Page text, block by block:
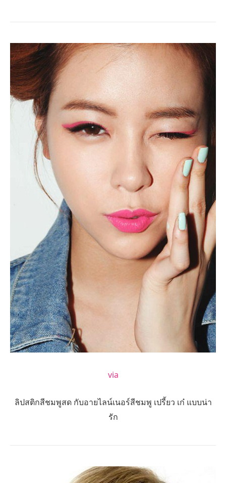
via
ลิปสติกสีชมพูสด กับอายไลน์เนอร์สีชมพู เปรี้ยว เก๋ แบบน่า
รัก